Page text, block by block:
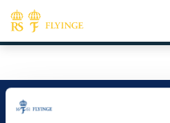
Flyinge – vi utvecklar